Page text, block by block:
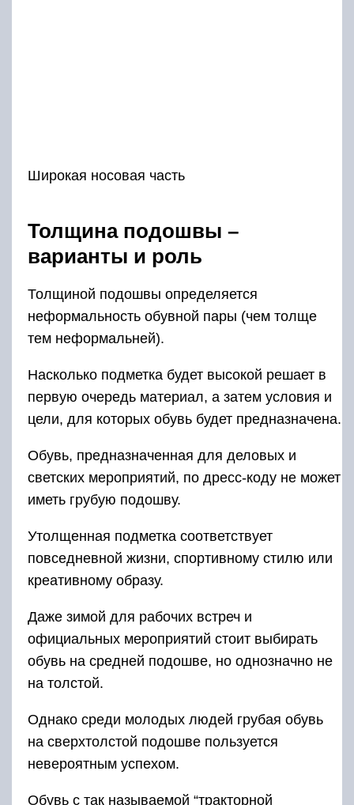
Широкая носовая часть
Толщина подошвы –
варианты и роль
Толщиной подошвы определяется
неформальность обувной пары (чем толще
тем неформальней).
Насколько подметка будет высокой решает в
первую очередь материал, а затем условия и
цели, для которых обувь будет предназначена.
Обувь, предназначенная для деловых и
светских мероприятий, по дресс-коду не может
иметь грубую подошву.
Утолщенная подметка соответствует
повседневной жизни, спортивному стилю или
креативному образу.
Даже зимой для рабочих встреч и
официальных мероприятий стоит выбирать
обувь на средней подошве, но однозначно не
на толстой.
Однако среди молодых людей грубая обувь
на сверхтолстой подошве пользуется
невероятным успехом.
Обувь с так называемой “тракторной